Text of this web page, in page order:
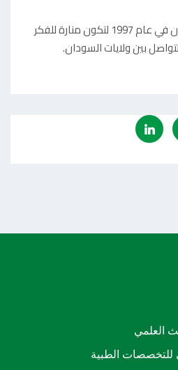
أنشئت جامعة غرب كردفان في عام 1997 لتكون منارة للفكر
بين ولايات السودان.
العلمي
للتخصصات الطبية